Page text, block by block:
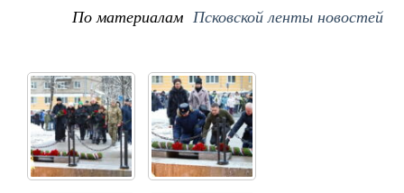
По материалам Псковской ленты новостей